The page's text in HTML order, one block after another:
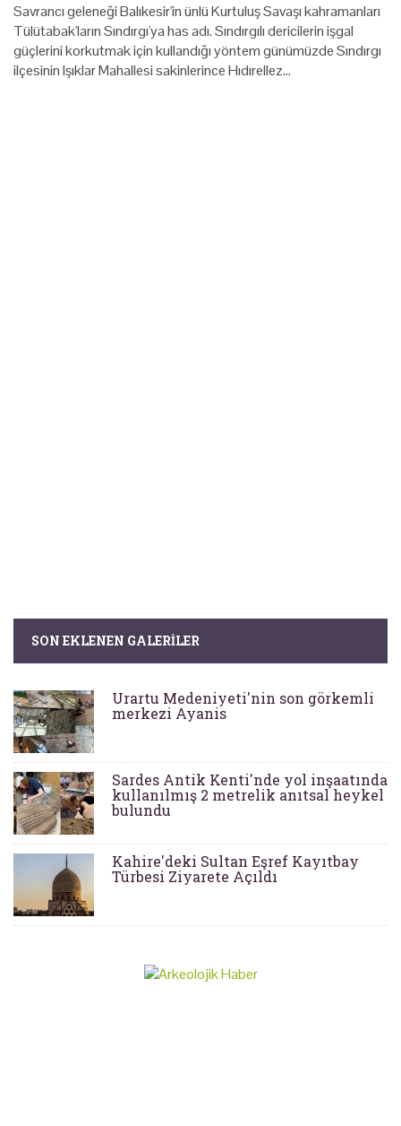
Savrancı geleneği Balıkesir'in ünlü Kurtuluş Savaşı kahramanları
Tülütabak'ların Sındırgı'ya has adı. Sındırgılı dericilerin işgal
güçlerini korkutmak için kullandığı yöntem günümüzde Sındırgı
ilçesinin Işıklar Mahallesi sakinlerince Hıdırellez…
SON EKLENEN GALERILER
Urartu Medeniyeti'nin son görkemli
merkezi Ayanis
Sardes Antik Kenti'nde yol inşaatında
kullanılmış 2 metrelik anıtsal heykel
bulundu
Kahire'deki Sultan Eşref Kayıtbay
Türbesi Ziyarete Açıldı